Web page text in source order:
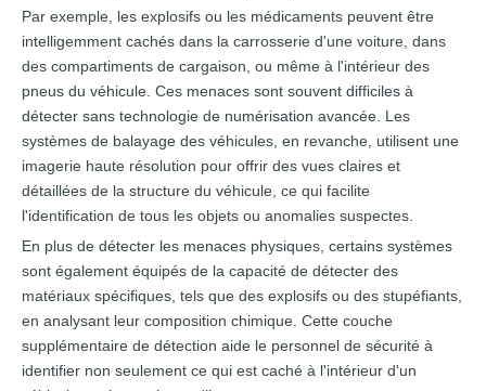
Par exemple, les explosifs ou les médicaments peuvent être
intelligemment cachés dans la carrosserie d'une voiture, dans
des compartiments de cargaison, ou même à l'intérieur des
pneus du véhicule. Ces menaces sont souvent difficiles à
détecter sans technologie de numérisation avancée. Les
systèmes de balayage des véhicules, en revanche, utilisent une
imagerie haute résolution pour offrir des vues claires et
détaillées de la structure du véhicule, ce qui facilite
l'identification de tous les objets ou anomalies suspectes.
En plus de détecter les menaces physiques, certains systèmes
sont également équipés de la capacité de détecter des
matériaux spécifiques, tels que des explosifs ou des stupéfiants,
en analysant leur composition chimique. Cette couche
supplémentaire de détection aide le personnel de sécurité à
identifier non seulement ce qui est caché à l'intérieur d'un